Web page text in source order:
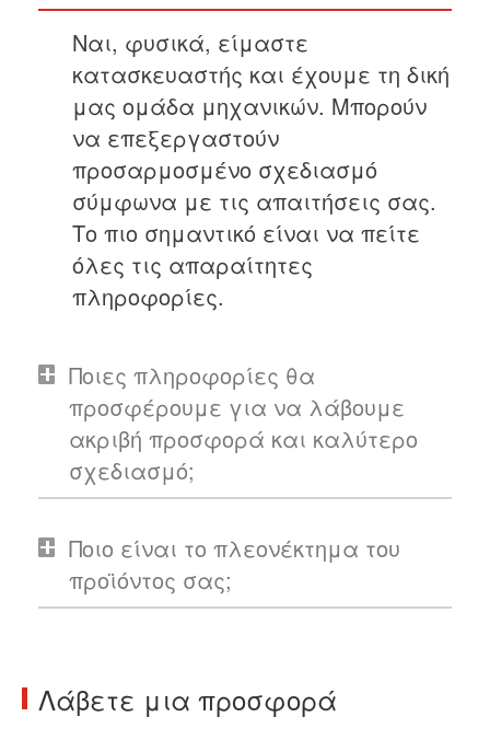
Ναι, φυσικά, είμαστε
κατασκευαστής και έχουμε τη δική
μας ομάδα μηχανικών. Μπορούν
να επεξεργαστούν
προσαρμοσμένο σχεδιασμό
σύμφωνα με τις απαιτήσεις σας.
Το πιο σημαντικό είναι να πείτε
όλες τις απαραίτητες
πληροφορίες.
Ποιες πληροφορίες θα
προσφέρουμε για να λάβουμε
ακριβή προσφορά και καλύτερο
σχεδιασμό;
Ποιο είναι το πλεονέκτημα του
προϊόντος σας;
Λάβετε μια προσφορά